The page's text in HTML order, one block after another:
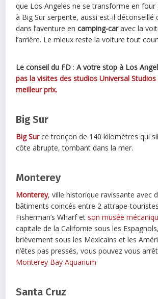
que Los Angeles ne se transforme en four
à Big Sur serpente, aussi est-il déconseillé
dans l’aventure encamping-caravec la
l’arrière. Le mieux reste la voiture tout
Le conseil du FD :A votre stop à Los
pas la visites des studios Universal
meilleur prix.
Big Sur
Big Surce tronçon de 140 kilomètres qui
côte abrupte, tombant dans la mer.
Monterey
Monterey, ville historique ravissante avec
bâtiments coincés entre 2 attrape-
Fisherman’s Wharf et son musée
capitale de la Californie sous les
brièvement sous les Mexicains et les
n’êtes pas pressés, vous pouvez vous
Monterey Bay Aquarium
Santa Cruz